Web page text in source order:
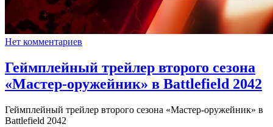
Нет комментариев
Геймплейный трейлер второго сезона
«Мастер-оружейник» в Battlefield 2042
Геймплейный трейлер второго сезона «Мастер-оружейник» в
Battlefield 2042